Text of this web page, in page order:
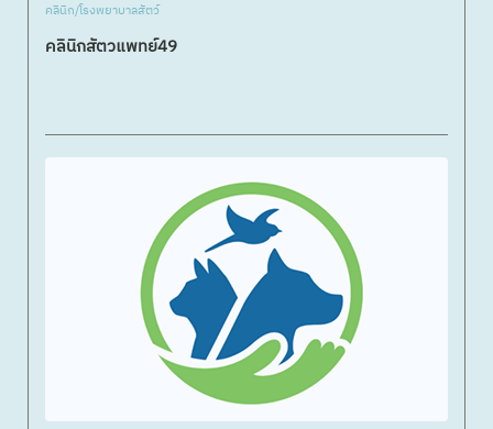
คลินิก/โรงพยาบาลสัตว์
คลินิกสัตวแพทย์49